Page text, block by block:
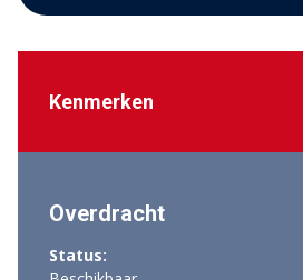
Kenmerken
Overdracht
Status: